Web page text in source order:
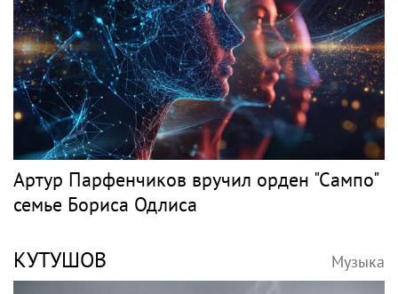
Артур Парфенчиков вручил орден "Сампо"
семье Бориса Одлиса
КУТУШОВ Музыка